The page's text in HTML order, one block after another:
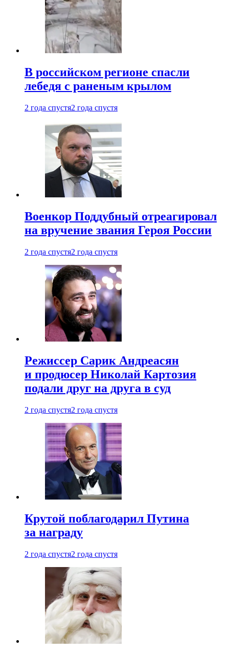
В российском регионе спасли
лебедя с раненым крылом
2 года спустя2 года спустя
Военкор Поддубный отреагировал
на вручение звания Героя России
2 года спустя2 года спустя
Режиссер Сарик Андреасян
и продюсер Николай Картозия
подали друг на друга в суд
2 года спустя2 года спустя
Крутой поблагодарил Путина
за награду
2 года спустя2 года спустя